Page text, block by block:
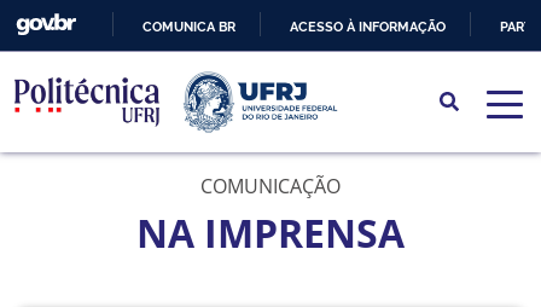
PARA
O
CONTEÚDO
COMUNICA BR ACESSO À INFORMAÇÃO
COMUNICAÇÃO
NA IMPRENSA